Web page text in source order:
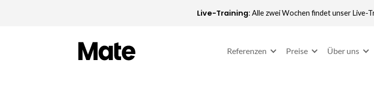
Live-Training: Alle zwei Wochen findet unser Live-
Referenzen Preise Über uns